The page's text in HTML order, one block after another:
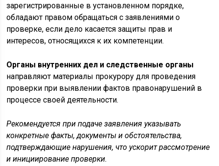
зарегистрированные в установленном порядке,
обладают правом обращаться с заявлениями о
проверке, если дело касается защиты прав и
интересов, относящихся к их компетенции.
Органы внутренних дел и следственные органы
направляют материалы прокурору для проведения
проверки при выявлении фактов правонарушений в
процессе своей деятельности.
Рекомендуется при подаче заявления указывать
конкретные факты, документы и обстоятельства,
подтверждающие нарушения, что ускорит рассмотрение
и инициирование проверки.